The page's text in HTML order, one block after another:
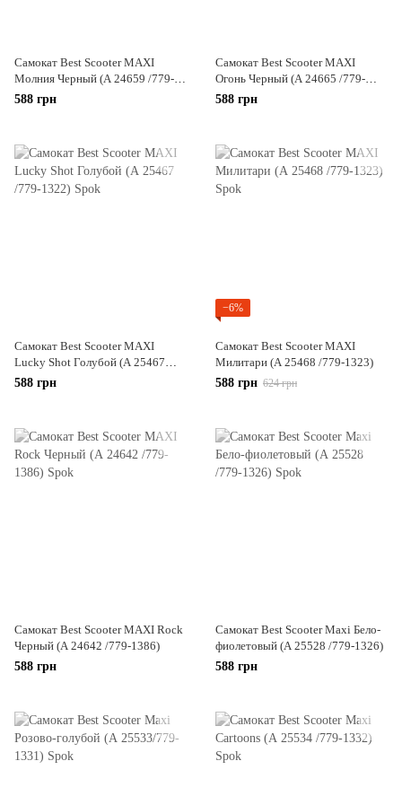
Самокат Best Scooter MAXI
Молния Черный (А 24659 /779-
1308)
588 грн
Самокат Best Scooter MAXI
Огонь Черный (А 24665 /779-
1314)
588 грн
Самокат Best Scooter MAXI
Lucky Shot Голубой (А 25467
/779-1322)
588 грн
−6%
Самокат Best Scooter MAXI
Милитари (А 25468 /779-1323)
588 грн 624 грн
Самокат Best Scooter MAXI Rock
Черный (А 24642 /779-1386)
588 грн
Самокат Best Scooter Maxi Бело-
фиолетовый (А 25528 /779-1326)
588 грн